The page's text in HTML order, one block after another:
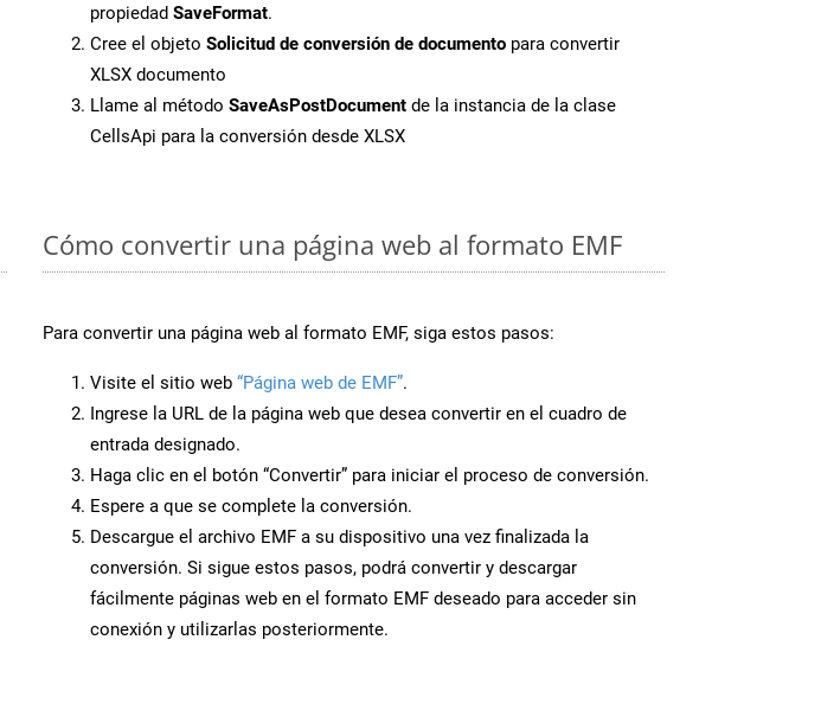
propiedad SaveFormat.
Cree el objeto Solicitud de conversión de documento para convertir
XLSX documento
Llame al método SaveAsPostDocument de la instancia de la clase
CellsApi para la conversión desde XLSX
Cómo convertir una página web al formato EMF
Para convertir una página web al formato EMF, siga estos pasos:
Visite el sitio web “Página web de EMF”.
Ingrese la URL de la página web que desea convertir en el cuadro de
entrada designado.
Haga clic en el botón “Convertir” para iniciar el proceso de conversión.
Espere a que se complete la conversión.
Descargue el archivo EMF a su dispositivo una vez finalizada la
conversión. Si sigue estos pasos, podrá convertir y descargar
fácilmente páginas web en el formato EMF deseado para acceder sin
conexión y utilizarlas posteriormente.